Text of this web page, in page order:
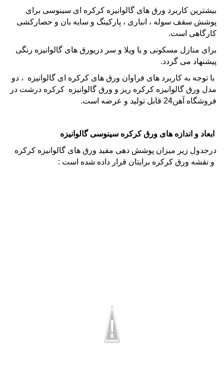
بیشترین کاربرد ورق های گالوانیزه کرکره ای سینوسی برای
پوشش سقف سوله ، انباری ، پارکینگ و سایه بان و حصارکشی
کارگاهی است.
برای منازل مسکونی و یا ویلا و سر دریورق های گالوانیزه رنگی
پیشنهاد می گردد.
با توجه به کاربرد های فراوان ورق های کرکره ای گالوانیزه ، دو
مدل ورق گالوانیزه کرکره ریز و ورق گالوانیزه کرکره درشت در
فروشگاه آهن24 قابل تولید و عرضه است.
ابعاد و اندازه های ورق کرکره سینوسی گالوانیزه
درجدول زیر میزان پوشش دهی مفید ورق های گالوانیزه کرکره
و نقشه ورق کرکره برایتان قرار داده شده است :